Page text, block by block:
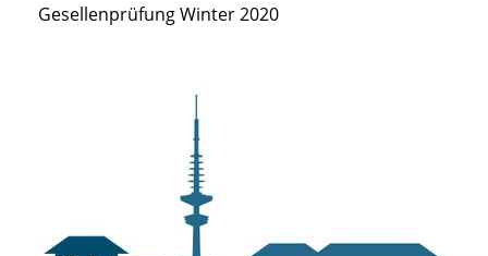
Gesellenprüfung Winter 2020